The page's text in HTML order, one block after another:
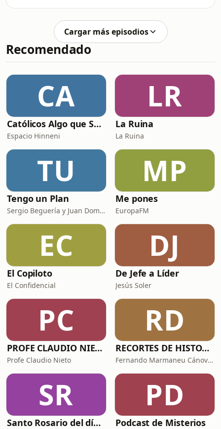
| nuestros pron&oacute;sticos del
Mundial | &iquest;Bigotada o verdad?
See omnystudio.com/listener for
privacy information.
Cargar más episodios
Recomendado
CA
Católicos Algo que Saber
Espacio Hinneni
LR
La Ruina
La Ruina
TU
Tengo un Plan
Sergio Beguería y Juan Domínguez
MP
Me pones
EuropaFM
EC
El Copiloto
El Confidencial
DJ
De Jefe a Líder
Jesús Soler
PC
PROFE CLAUDIO NIETO
Profe Claudio Nieto
RD
RECORTES DE HISTORIA Y CIENCIA
Fernando Marmaneu Cánovas
SR
Santo Rosario del día. 🙏 Reza con nosotros en castellano 🇪🇸
PD
Podcast de Misterios